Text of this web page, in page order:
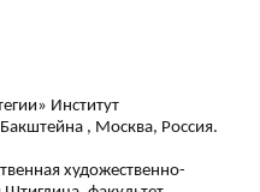
Институт
, Москва, Россия.
художественно-